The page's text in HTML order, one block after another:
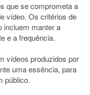
que se comprometa a
vídeo. Os critérios de
incluem manter a
e a frequência.
vídeos produzidos por
uma essência, para
público.